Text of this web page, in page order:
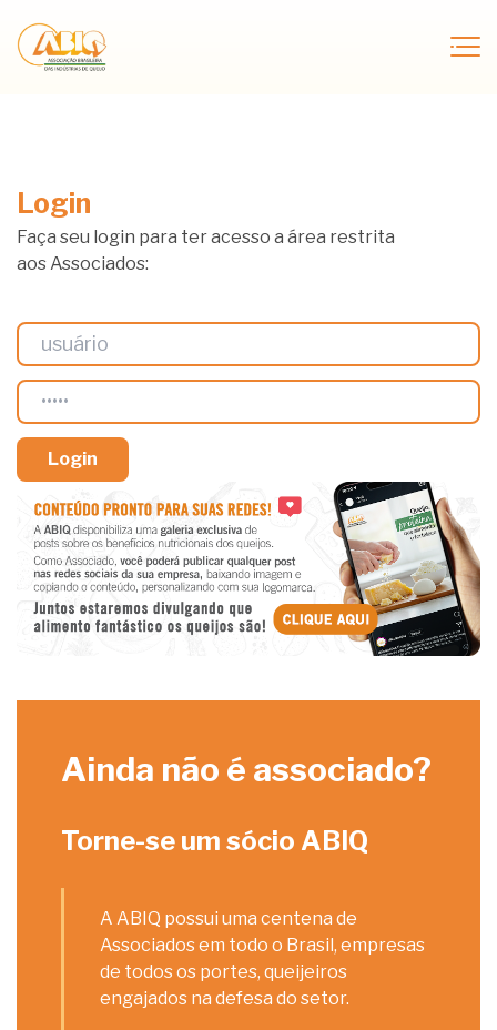
Login
Faça seu login para ter acesso a área restrita
aos Associados:
Ainda não é associado?
Torne-se um sócio ABIQ
A ABIQ possui uma centena de
Associados em todo o Brasil, empresas
de todos os portes, queijeiros
engajados na defesa do setor.